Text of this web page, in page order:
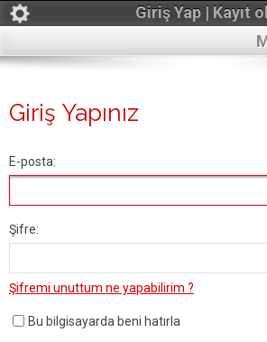
Giriş Yap | Kayıt ol
Giriş Yapınız
E-posta:
Şifre:
Şifremi unuttum ne yapabilirim ?
Bu bilgisayarda beni hatırla